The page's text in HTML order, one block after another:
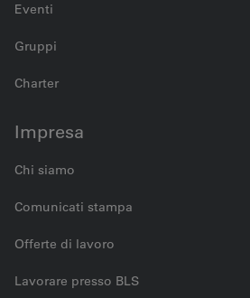
Eventi
Gruppi
Charter
Impresa
Chi siamo
Comunicati stampa
Offerte di lavoro
Lavorare presso BLS